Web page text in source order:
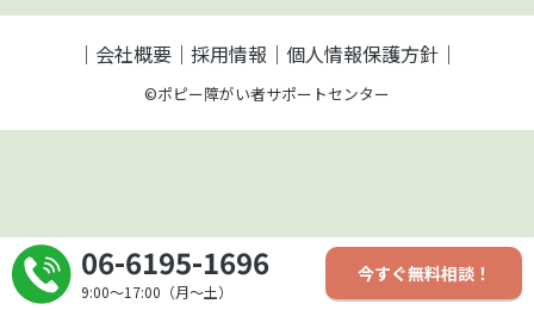
06-6195-1696
9:00〜17:00（月〜土）
今すぐ無料相談！
会社概要 採用情報 個人情報保護方針
©ポピー障がい者サポートセンター